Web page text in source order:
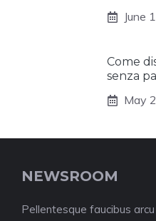
June
Come
senza
May
NEWSROOM
Pellentesque faucibus